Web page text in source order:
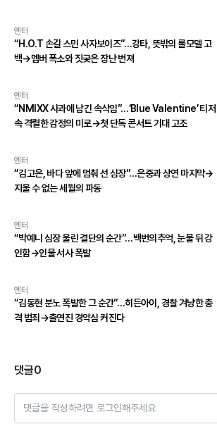
엔터
“H.O.T 손길 스민 사자보이즈”…강타, 뜻밖의 롤모델 고
백→멤버 폭소와 짓궂은 장난 번져
엔터
“NMIXX 사과에 남긴 속삭임”…‘Blue Valentine’ 티저
속 격렬한 감정의 미로→첫 단독 콘서트 기대 고조
엔터
“김고은, 바다 앞에 멈춰 선 심장”…은중과 상연 마지막→
지울 수 없는 세월의 파동
엔터
“박예니 심장 울린 결단의 순간”…백번의추억, 눈물 뒤 강
인함→인물 서사 폭발
엔터
“김동현 분노 폭발한 그 순간”…히든아이, 경찰 겨냥한 충
격 범죄→출연진 경악심 커진다
댓글0
댓글을 작성하려면 로그인해주세요